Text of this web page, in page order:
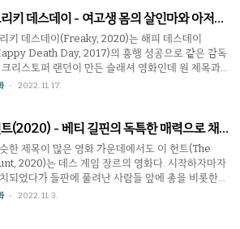
그만 맨홀에 빠져 가사 상태에서 영혼의 세계인 유
미나(You Seminar)로 가버린다. 이대로 저 세상으로
리면 그의 몸은 완전히 죽게 되는 셈. 평생을 기다려
기회를 눈 앞에 두고 죽는다는 것을 받아들이지 못한
가드너는 자신의 몸으로 다시 돌아갈 방법을 이리저
찾다가 또 다른 영혼 22를 만나게 된다. 이 영화는 죽
키 데스데이 - 여고생 몸의 살인마와 아저씨
소녀
키 데스데이(Freaky, 2020)는 해피 데스데이
Death Day, 2017)의 흥행 성공으로 같은 감독
크리스토퍼 랜던이 만든 슬래셔 영화인데 원 제목과
관없이 한국 한정으로 데스데이 시리즈가 되었다.
서 이 작품은 프리키 프라이데이(Freaky Friday,
와 더 비슷하겠다. 평범한 여고생인 밀리 케슬러는
만에 나타난 연쇄살인마인 도살자에게 살해당할
하다가 겨우 살아남았지만 그 다음날 자신과 도살자
몸이 서로 바뀐 채로 깨어난 것을 알게 된다. 장신의
아저씨가 된 밀리는 자신의 몸을 되찾으려 하고 도
2022. 11. 17.
(2020) - 베티 길핀의 독특한 매력으로 채
데스 게임 영화
한 제목이 많은 영화 가운데에서도 이 헌트(The
2020)는 데스 게임 장르의 영화다. 시작하자마자
되었다가 들판에 풀려난 사람들 앞에 총을 비롯한
한 무기가 들어있는 나무 상자가 놓여있다. 그들이
2022. 11. 3.